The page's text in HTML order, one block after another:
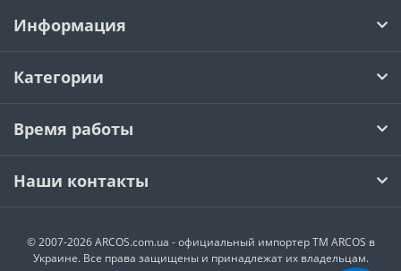
Информация
Категории
Время работы
Наши контакты
© 2007-2026 ARCOS.com.ua - официальный импортер ТМ ARCOS в
Украине. Все права защищены и принадлежат их владельцам.